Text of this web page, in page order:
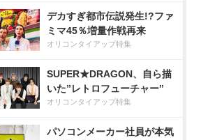
デカすぎ都市伝説発生!?ファ
ミマ45％増量作戦再来
オリコンタイアップ特集
SUPER★DRAGON、自ら描
いた”レトロフューチャー”
オリコンタイアップ特集
パソコンメーカー社員が本気